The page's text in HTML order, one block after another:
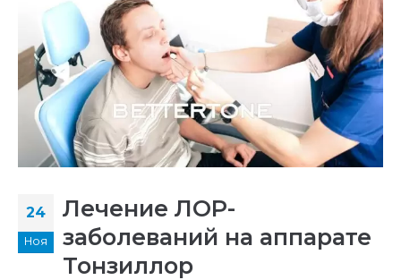
24
Ноя
Лечение ЛОР-
заболеваний на аппарате
Тонзиллор